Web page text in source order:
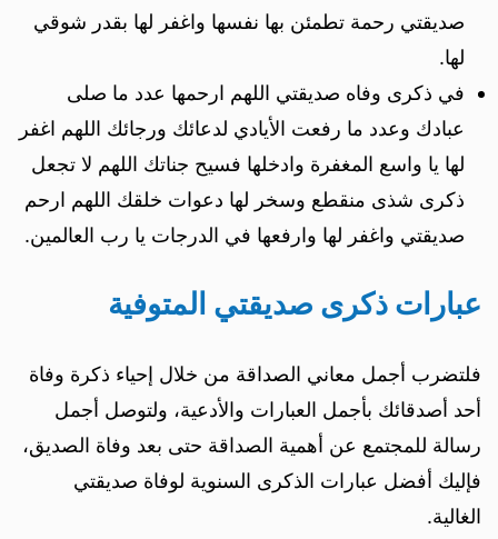
صديقتي رحمة تطمئن بها نفسها واغفر لها بقدر شوقي
لها.
في ذكرى وفاه صديقتي اللهم ارحمها عدد ما صلى
عبادك وعدد ما رفعت الأيادي لدعائك ورجائك اللهم اغفر
لها يا واسع المغفرة وادخلها فسيح جناتك اللهم لا تجعل
ذكرى شذى منقطع وسخر لها دعوات خلقك اللهم ارحم
صديقتي واغفر لها وارفعها في الدرجات يا رب العالمين.
عبارات ذكرى صديقتي المتوفية
فلتضرب أجمل معاني الصداقة من خلال إحياء ذكرة وفاة
أحد أصدقائك بأجمل العبارات والأدعية، ولتوصل أجمل
رسالة للمجتمع عن أهمية الصداقة حتى بعد وفاة الصديق،
فإليك أفضل عبارات الذكرى السنوية لوفاة صديقتي
الغالية.